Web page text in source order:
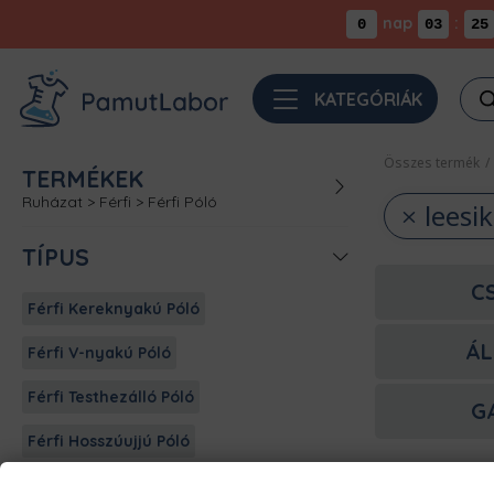
0 nap 03 : 25
KATEGÓRIÁK
TERMÉKEK
Ruházat > Férfi > Férfi Póló
TÍPUS
Férfi Kereknyakú Póló
Férfi V-nyakú Póló
Férfi Testhezálló Póló
Férfi Hosszúujjú Póló
Összes termék /
leesik